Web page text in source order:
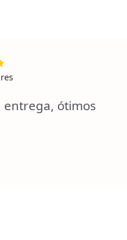
entrega, ótimos